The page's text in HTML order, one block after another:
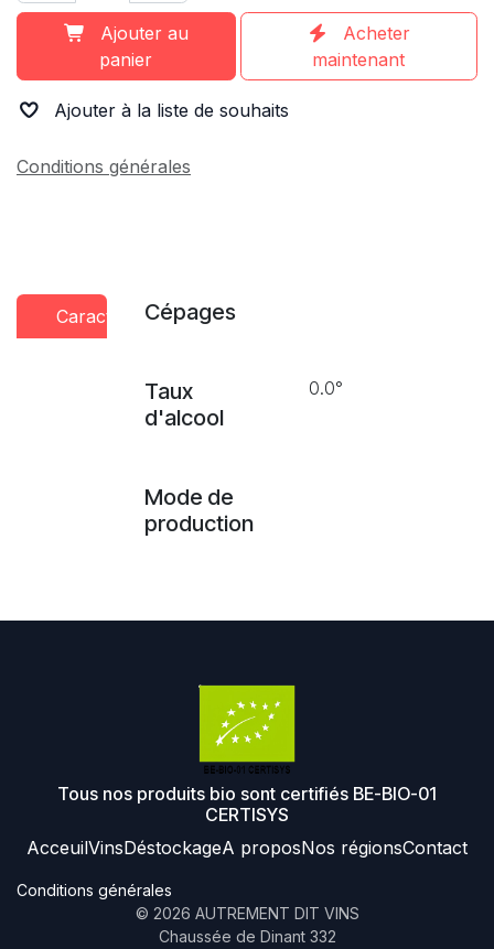
Ajouter au
panier
Acheter
maintenant
Ajouter à la liste de souhaits
Conditions générales
CaractéristiquesCépages
Taux
d'alcool
0.0°
Mode de
production
Tous nos produits bio sont certifiés BE-BIO-01
CERTISYS
AcceuilVinsDéstockageA proposNos régionsContact
Conditions générales
© 2026 AUTREMENT DIT VINS
Chaussée de Dinant 332